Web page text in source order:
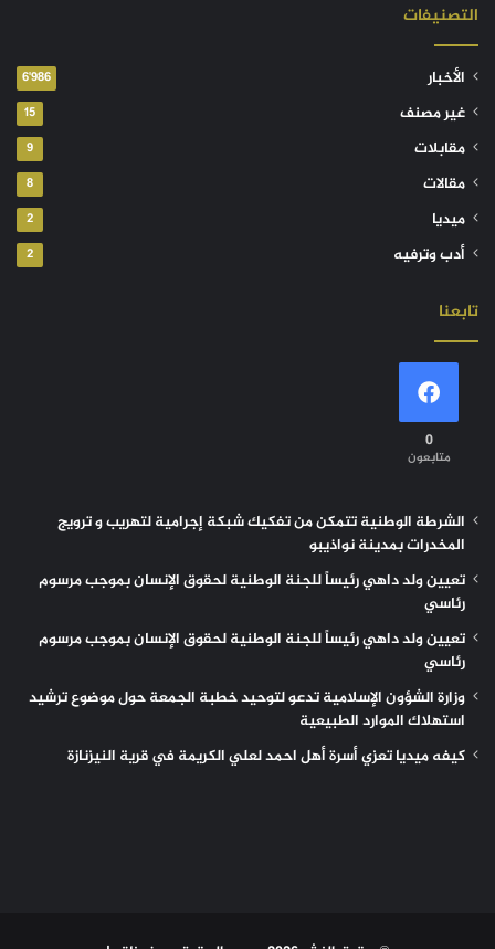
التصنيفات
الأخبار 6٬986
غير مصنف 15
مقابلات 9
مقالات 8
ميديا 2
أدب وترفيه 2
تابعنا
0
متابعون
الشرطة الوطنية تتمكن من تفكيك شبكة إجرامية لتهريب و ترويج
المخدرات بمدينة نواذيبو
تعيين ولد داهي رئيساً للجنة الوطنية لحقوق الإنسان بموجب مرسوم
رئاسي
تعيين ولد داهي رئيساً للجنة الوطنية لحقوق الإنسان بموجب مرسوم
رئاسي
وزارة الشؤون الإسلامية تدعو لتوحيد خطبة الجمعة حول موضوع ترشيد
استهلاك الموارد الطبيعية
كيفه ميديا تعزي أسرة أهل احمد لعلي الكريمة في قرية النيزنازة